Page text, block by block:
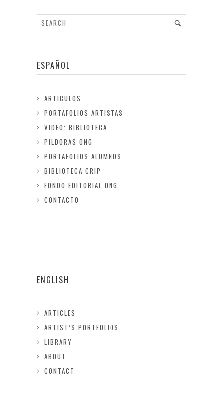
ESPAÑOL
ARTICULOS
PORTAFOLIOS ARTISTAS
VIDEO: BIBLIOTECA
PILDORAS ONG
PORTAFOLIOS ALUMNOS
BIBLIOTECA CRIP
FONDO EDITORIAL ONG
CONTACTO
ENGLISH
ARTICLES
ARTIST’S PORTFOLIOS
LIBRARY
ABOUT
CONTACT